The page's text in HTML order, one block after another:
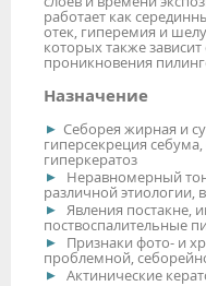
работает как
отек, гиперемия и
которых также
проникновения
Назначение
Себорея жирная и
гиперсекреция
гиперкератоз
Неравномерный
различной этиологии,
Явления постакне,
поствоспалительные
Признаки фото- и
проблемной,
Актинические